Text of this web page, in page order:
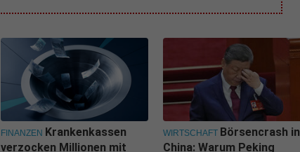
FINANZEN Krankenkassen
verzocken Millionen mit
WIRTSCHAFT Börsencrash in
China: Warum Peking